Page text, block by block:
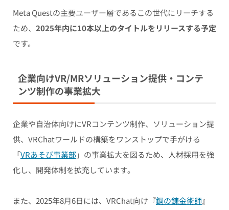
Meta Questの主要ユーザー層であるこの世代にリーチする
ため、 2025年内に10本以上のタイトルをリリースする予定
です。
企業向けVR/MRソリューション提供・コンテ
ンツ制作の事業拡大
企業や自治体向けにVRコンテンツ制作、ソリューション提
供、VRChatワールドの構築をワンストップで手がける
「VRあそび事業部」の事業拡大を図るため、人材採用を強
化し、開発体制を拡充しています。
また、2025年8月6日には、VRChat向け『鋼の錬金術師』